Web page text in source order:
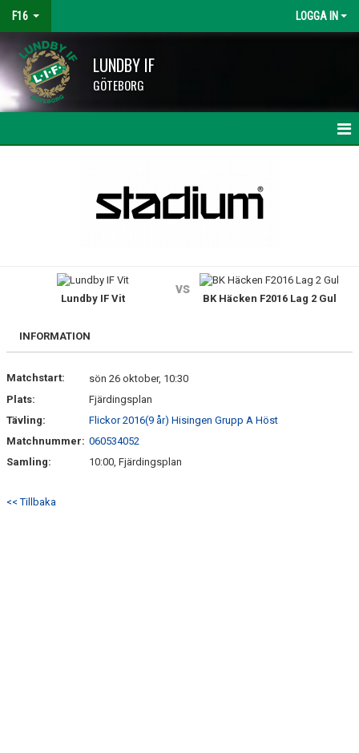
F16 LOGGA IN
LUNDBY IF
GÖTEBORG
BILDGALLERI
KONTAKT
Lundby IF Vit
vs
BK Häcken F2016 Lag 2 Gul
INFORMATION
Matchstart:
sön 26 oktober, 10:30
Plats:
Fjärdingsplan
Tävling:
Flickor 2016(9 år) Hisingen Grupp A Höst
Matchnummer: 060534052
Samling:
10:00, Fjärdingsplan
<< Tillbaka